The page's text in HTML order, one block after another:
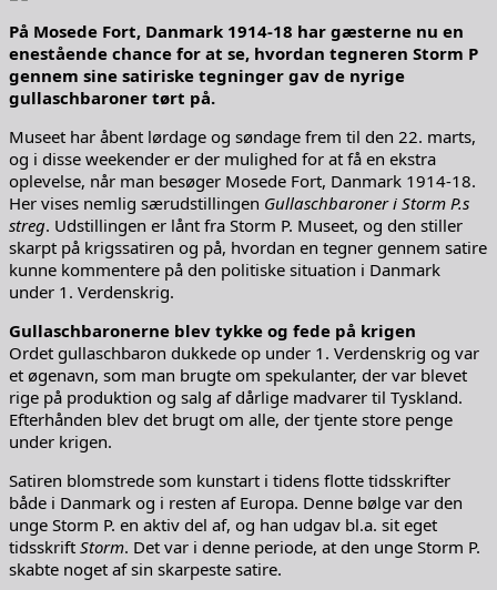
På Mosede Fort, Danmark 1914-18 har gæsterne nu en
enestående chance for at se, hvordan tegneren Storm P
gennem sine satiriske tegninger gav de nyrige
gullaschbaroner tørt på.
Museet har åbent lørdage og søndage frem til den 22. marts,
og i disse weekender er der mulighed for at få en ekstra
oplevelse, når man besøger Mosede Fort, Danmark 1914-18.
Her vises nemlig særudstillingen Gullaschbaroner i Storm P.s
streg. Udstillingen er lånt fra Storm P. Museet, og den stiller
skarpt på krigssatiren og på, hvordan en tegner gennem satire
kunne kommentere på den politiske situation i Danmark
under 1. Verdenskrig.
Gullaschbaronerne blev tykke og fede på krigen
Ordet gullaschbaron dukkede op under 1. Verdenskrig og var
et øgenavn, som man brugte om spekulanter, der var blevet
rige på produktion og salg af dårlige madvarer til Tyskland.
Efterhånden blev det brugt om alle, der tjente store penge
under krigen.
Satiren blomstrede som kunstart i tidens flotte tidsskrifter
både i Danmark og i resten af Europa. Denne bølge var den
unge Storm P. en aktiv del af, og han udgav bl.a. sit eget
tidsskrift Storm. Det var i denne periode, at den unge Storm P.
skabte noget af sin skarpeste satire.